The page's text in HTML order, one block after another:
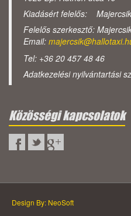
Kiadásért felelős:
Felelős szerkesztő:
Email:
Tel: +36 20 457 48 46
Adatkezelési nyilvántartási
Közösségi kapcsolatok
Design By: NeoSoft